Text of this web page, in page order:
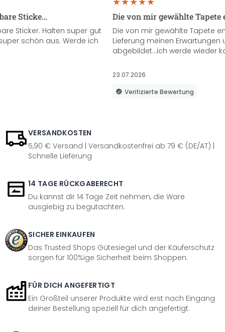
Sticke…
Sticker. Halten super gut
schön aus. Werde ich
Die von mir gewählte
Die von mir gewählte Tapete
Lieferung meinen Erwartungen
abgebildet...ich werde wieder
23.07.2026
Verifizierte Bewertung
VERSANDKOSTEN
5,90 € Versand | Versandkostenfrei ab 79 € (DE/AT) |
Schnelle Lieferung
14 TAGE RÜCKGABERECHT
Du kannst dir 14 Tage Zeit nehmen, die Ware
ausgiebig zu begutachten.
SICHER EINKAUFEN
Das Trusted Shops Gütesiegel und der Käuferschutz
sorgen für 100%ige Sicherheit beim Shoppen.
FÜR DICH ANGEFERTIGT
Ein Großteil unserer Produkte wird erst nach Eingang
deiner Bestellung speziell für dich angefertigt.